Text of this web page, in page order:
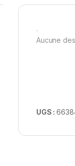
.
Aucune
UGS :